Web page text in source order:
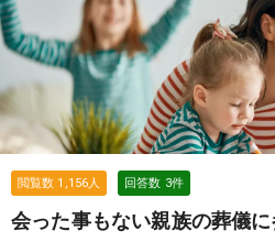
閲覧数 1,156人 回答数 3件
会った事もない親族の葬儀